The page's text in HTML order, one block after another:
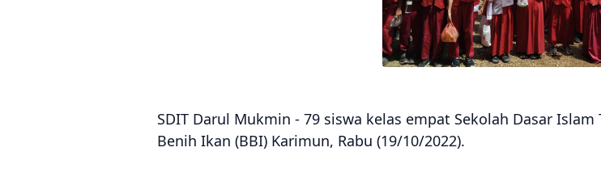
SDIT Darul Mukmin - 79 siswa kelas empat Sekolah Dasar
Benih Ikan (BBI) Karimun, Rabu (19/10/2022).